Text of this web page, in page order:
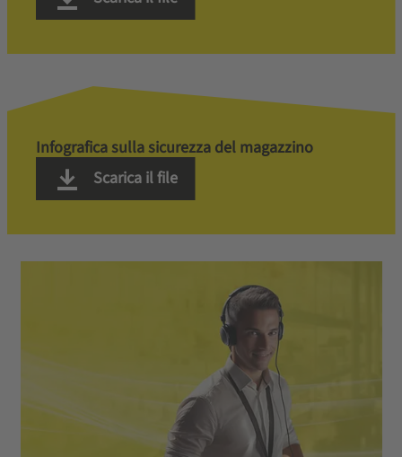
Infografica sulla sicurezza del magazzino
Scarica il file